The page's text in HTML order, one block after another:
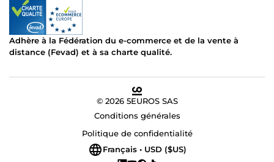
Adhère à la Fédération du e-commerce et de la vente à
distance (Fevad) et à sa charte qualité.
© 2026 5EUROS SAS
Conditions générales
Politique de confidentialité
Français • USD ($US)